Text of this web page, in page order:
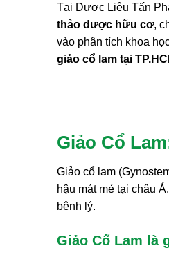
Tại Dược Liệu Tấn
thảo dược hữu cơ,
vào phân tích khoa
giảo cổ lam tại
Giảo Cổ
Giảo cổ lam
hậu mát mẻ tại châu
bệnh lý.
Giảo Cổ Lam là